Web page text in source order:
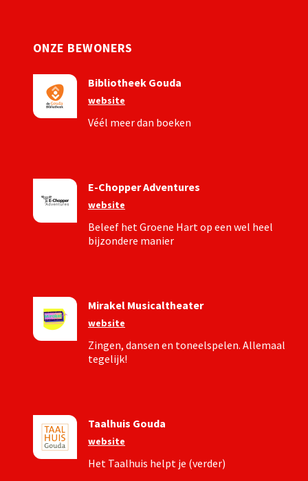
ONZE BEWONERS
Bibliotheek Gouda
website
Véél meer dan boeken
E-Chopper Adventures
website
Beleef het Groene Hart op een wel heel
bijzondere manier
Mirakel Musicaltheater
website
Zingen, dansen en toneelspelen. Allemaal
tegelijk!
Taalhuis Gouda
website
Het Taalhuis helpt je (verder)